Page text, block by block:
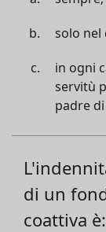
solo nel
in ogni
servitù
padre
di un
coattiva è: